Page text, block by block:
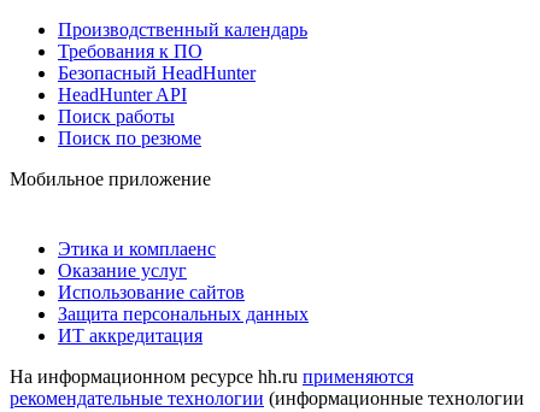
Производственный календарь
Требования к ПО
Безопасный HeadHunter
HeadHunter API
Поиск работы
Поиск по резюме
Мобильное приложение
Этика и комплаенс
Оказание услуг
Использование сайтов
Защита персональных данных
ИТ аккредитация
На информационном ресурсе hh.ru применяются
рекомендательные технологии (информационные технологии